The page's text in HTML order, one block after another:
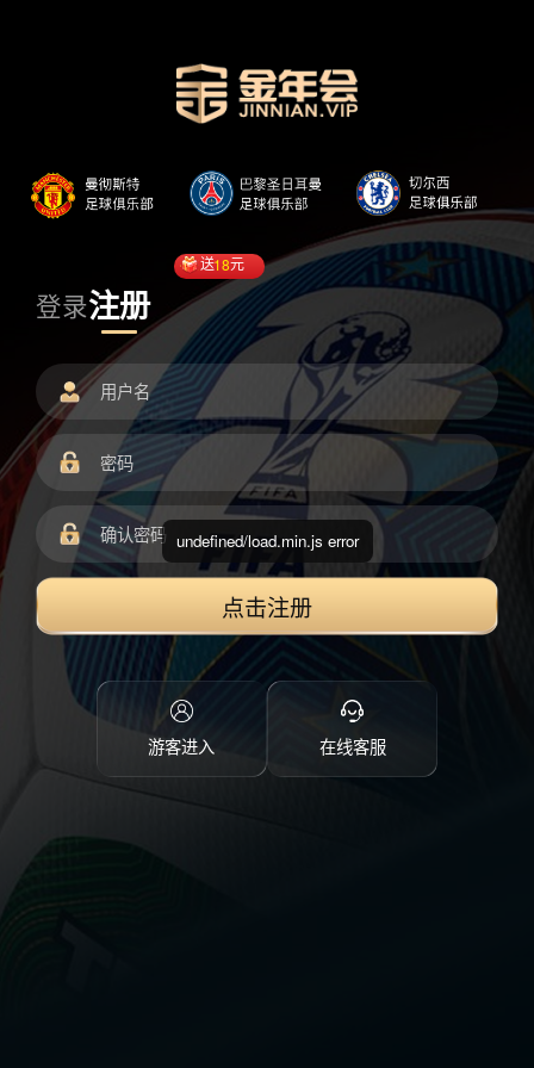
登录注册
送18元
点击注册
游客进入 在线客服
undefined/load.min.js error